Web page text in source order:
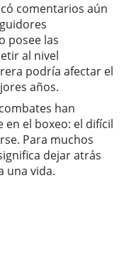
comentarios aún
posee las
al nivel
podría afectar el
años.
han
el boxeo: el difícil
Para muchos
dejar atrás
una vida.